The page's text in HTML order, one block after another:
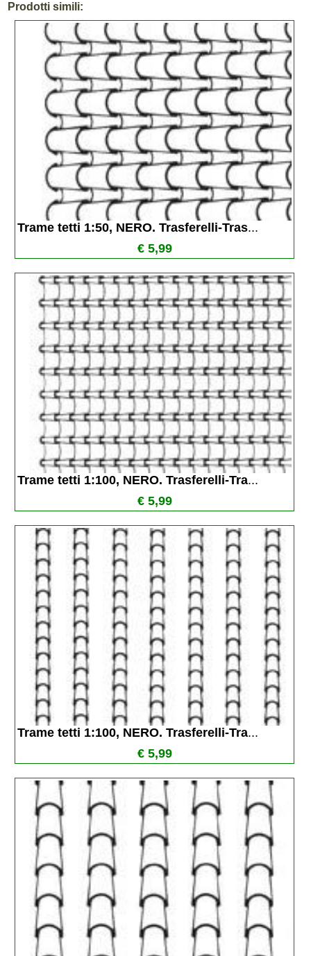
Prodotti simili:
Trame tetti 1:50, NERO. Trasferelli-Tras...
€ 5,99
Trame tetti 1:100, NERO. Trasferelli-Tra...
€ 5,99
Trame tetti 1:100, NERO. Trasferelli-Tra...
€ 5,99